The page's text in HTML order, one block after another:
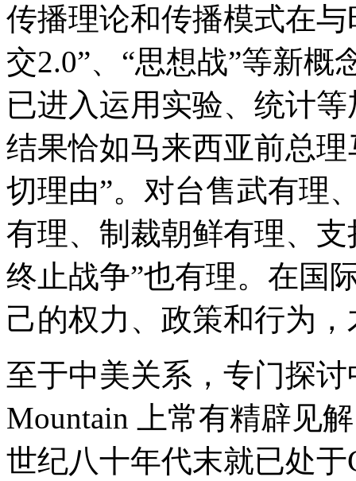
传播理论和传播模式在
交2.0”、“思想战”等新
已进入运用实验、统计
结果恰如马来西亚前总
切理由”。对台售武有理
有理、制裁朝鲜有理、
终止战争”也有理。在国
己的权力、政策和行为
至于中美关系，专门探讨
Mountain 上常有精辟见
世纪八十年代末就已处于